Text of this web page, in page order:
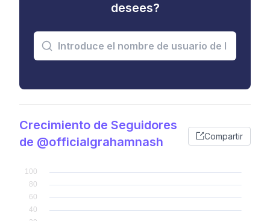
desees?
Crecimiento de Seguidores
de @officialgrahamnash
Compartir